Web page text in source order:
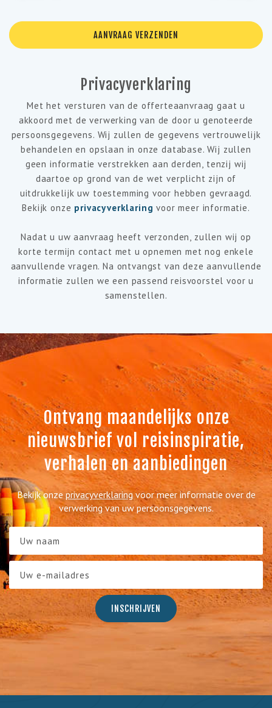
Privacyverklaring
Met het versturen van de offerteaanvraag gaat u
akkoord met de verwerking van de door u genoteerde
persoonsgegevens. Wij zullen de gegevens vertrouwelijk
behandelen en opslaan in onze database. Wij zullen
geen informatie verstrekken aan derden, tenzij wij
daartoe op grond van de wet verplicht zijn of
uitdrukkelijk uw toestemming voor hebben gevraagd.
Bekijk onze privacyverklaring voor meer informatie.
Nadat u uw aanvraag heeft verzonden, zullen wij op
korte termijn contact met u opnemen met nog enkele
aanvullende vragen. Na ontvangst van deze aanvullende
informatie zullen we een passend reisvoorstel voor u
samenstellen.
Ontvang maandelijks onze
nieuwsbrief vol reisinspiratie,
verhalen en aanbiedingen
Bekijk onzeprivacyverklaringvoor meer informatie over de
verwerking van uw persoonsgegevens.